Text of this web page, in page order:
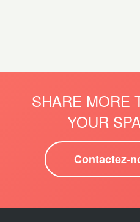
SHARE MORE
YOUR
Contactez-